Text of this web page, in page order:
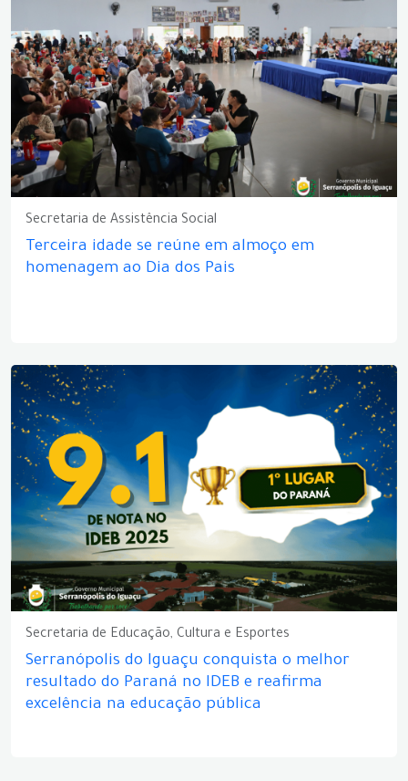
Secretaria de Assistência Social
Terceira idade se reúne em almoço em
homenagem ao Dia dos Pais
Secretaria de Educação, Cultura e Esportes
Serranópolis do Iguaçu conquista o melhor
resultado do Paraná no IDEB e reafirma
excelência na educação pública